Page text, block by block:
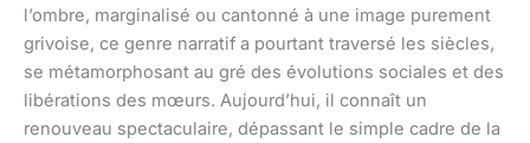
l’ombre, marginalisé ou cantonné à une image purement
grivoise, ce genre narratif a pourtant traversé les siècles,
se métamorphosant au gré des évolutions sociales et des
libérations des mœurs. Aujourd’hui, il connaît un
renouveau spectaculaire, dépassant le simple cadre de la